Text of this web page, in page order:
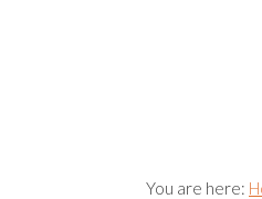
You are here: